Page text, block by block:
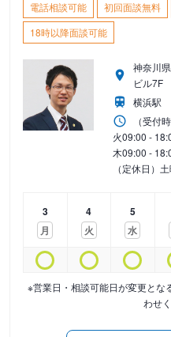
電話相談可能 初回面談無料
18時以降面談可能
神奈川
ビル7F
横浜駅
（受付
火09:00 -
木09:00 -
（定休日）
3
月
4
火
5
水
※営業日・相談可能日が変更とな
わせ